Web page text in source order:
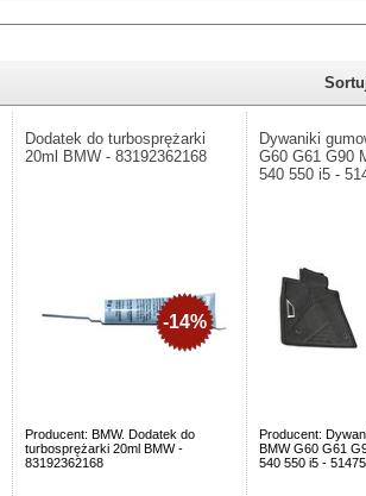
Dodatek do turbosprężarki
20ml BMW - 83192362168
Producent: BMW. Dodatek do
turbosprężarki 20ml BMW -
83192362168
-14%
Dywaniki
G60 G61 G90
540 550 i5 -
Producent:
BMW G60 G61
540 550 i5 -